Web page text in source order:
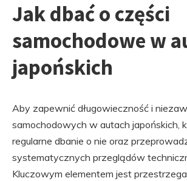
Jak dbać o części
samochodowe w
japońskich
Aby zapewnić długowieczność i
samochodowych w autach japońskich,
regularne dbanie o nie oraz
systematycznych przeglądów
Kluczowym elementem jest